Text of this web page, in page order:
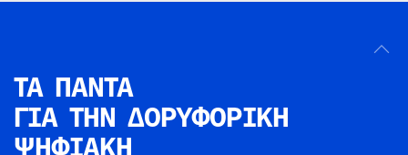
ΤΑ ΠΑΝΤΑ
ΓΙΑ ΤΗΝ ΔΟΡΥΦΟΡΙΚΗ